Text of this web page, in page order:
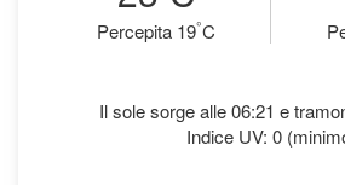
Percepita 19°C
Il sole sorge alle 06:21 e
Indice UV: 0